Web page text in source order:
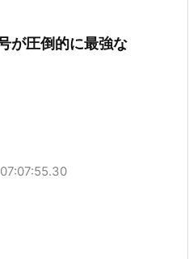
が圧倒的に最強な